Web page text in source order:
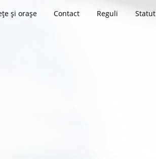
și orașe Contact Reguli Statut